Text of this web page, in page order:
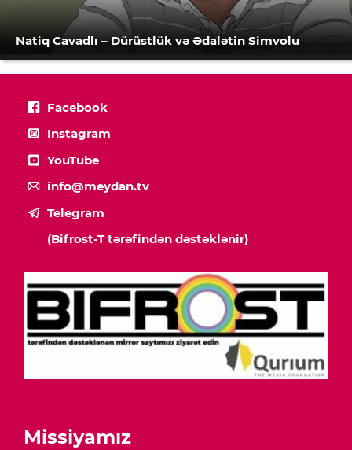
Natiq Cavadlı – Dürüstlük və Ədalətin Simvolu
Facebook
Instagram
YouTube
info@meydan.tv
Telegram
(Bifrost-T tərəfindən dəstəklənir)
Missiyamız